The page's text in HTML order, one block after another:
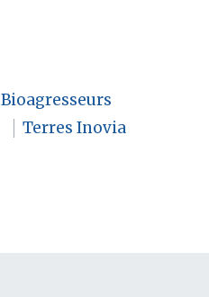
Bioagresseurs
Terres Inovia